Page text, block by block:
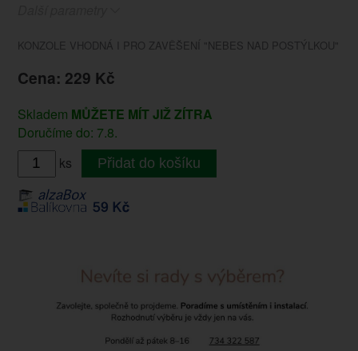
KONZOLE VHODNÁ I PRO ZAVĚŠENÍ "NEBES NAD POSTÝLKOU"
Cena: 229 Kč
Skladem MŮŽETE MÍT JIŽ ZÍTRA
Doručíme do: 7.8.
ks
Přidat do košíku